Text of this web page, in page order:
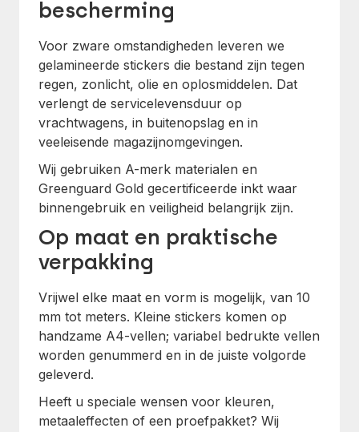
bescherming
Voor zware omstandigheden leveren we
gelamineerde stickers die bestand zijn tegen
regen, zonlicht, olie en oplosmiddelen. Dat
verlengt de servicelevensduur op
vrachtwagens, in buitenopslag en in
veeleisende magazijnomgevingen.
Wij gebruiken A-merk materialen en
Greenguard Gold gecertificeerde inkt waar
binnengebruik en veiligheid belangrijk zijn.
Op maat en praktische
verpakking
Vrijwel elke maat en vorm is mogelijk, van 10
mm tot meters. Kleine stickers komen op
handzame A4-vellen; variabel bedrukte vellen
worden genummerd en in de juiste volgorde
geleverd.
Heeft u speciale wensen voor kleuren,
metaaleffecten of een proefpakket? Wij